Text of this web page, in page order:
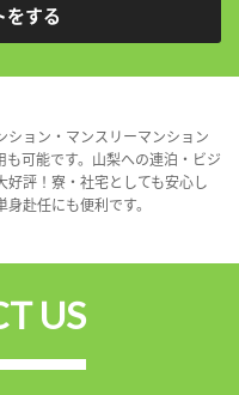
をする
ション・マンスリーマンション
可能です。山梨への連泊・ビジ
評！寮・社宅としても安心し
赴任にも便利です。
US